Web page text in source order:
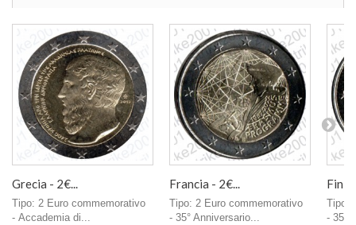
Grecia - 2€...
Tipo: 2 Euro commemorativo
- Accademia di...
Francia - 2€...
Tipo: 2 Euro commemorativo
- 35° Anniversario...
Tipo:
- 35°